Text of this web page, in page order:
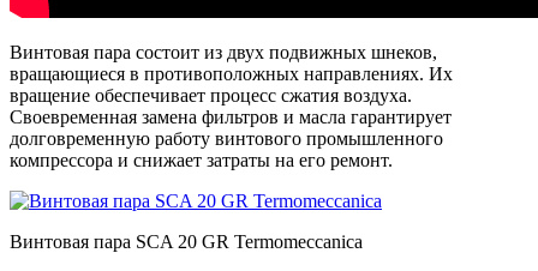
Винтовая пара состоит из двух подвижных шнеков,
вращающиеся в противоположных направлениях. Их
вращение обеспечивает процесс сжатия воздуха.
Своевременная замена фильтров и масла гарантирует
долговременную работу винтового промышленного
компрессора и снижает затраты на его ремонт.
Винтовая пара SCA 20 GR Termomeccanica